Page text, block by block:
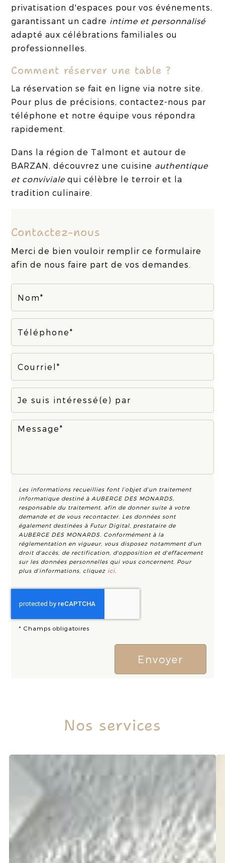
privatisation d'espaces pour vos événements,
garantissant un cadre intime et personnalisé
adapté aux célébrations familiales ou
professionnelles.
Comment réserver une table ?
La réservation se fait en ligne via notre site.
Pour plus de précisions, contactez-nous par
téléphone et notre équipe vous répondra
rapidement.
Dans la région de Talmont et autour de
BARZAN, découvrez une cuisine authentique
et conviviale qui célèbre le terroir et la
tradition culinaire.
Contactez-nous
Merci de bien vouloir remplir ce formulaire
afin de nous faire part de vos demandes.
Les informations recueillies font l’objet d’un traitement
informatique destiné à AUBERGE DES MONARDS
responsable du traitement, afin de donner suite à votre
demande et de vous recontacter. Les données sont
également destinées à Futur Digital, prestataire de
AUBERGE DES MONARDS. Conformément à la
réglementation en vigueur, vous disposez notamment d'un
droit d'accès, de rectification, d'opposition et d'effacement
sur les données personnelles qui vous concernent. Pour
plus d’informations, cliquez ici
*Champs obligatoires
Nos services